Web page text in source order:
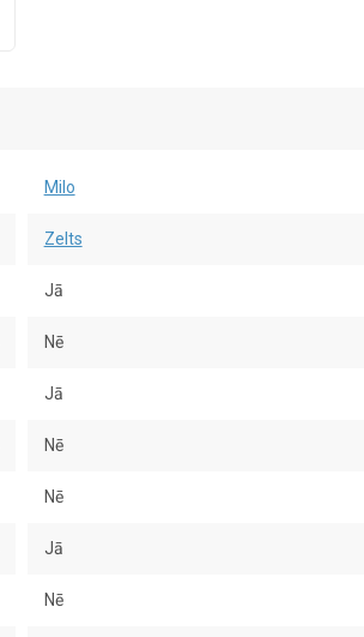
Milo
Zelts
Jā
Nē
Jā
Nē
Nē
Jā
Nē